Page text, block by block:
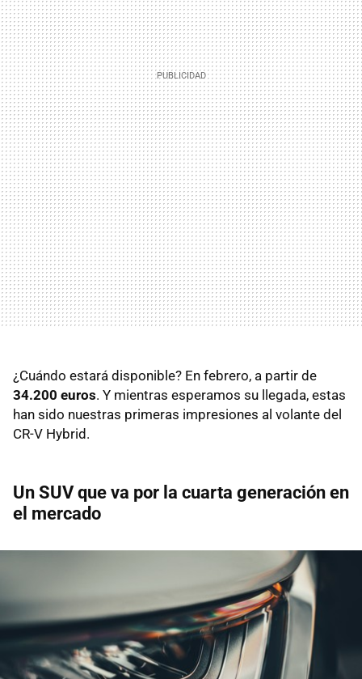
¿Cuándo estará disponible? En febrero, a partir de
34.200 euros. Y mientras esperamos su llegada, estas
han sido nuestras primeras impresiones al volante del
CR-V Hybrid.
Un SUV que va por la cuarta generación en
el mercado